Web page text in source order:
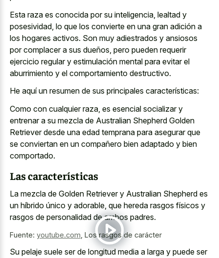
Esta raza es conocida por su inteligencia, lealtad y
posesividad, lo que los convierte en una gran adición a
los hogares activos. Son muy adiestrados y ansiosos
por complacer a sus dueños, pero pueden requerir
ejercicio regular y estimulación mental para evitar el
aburrimiento y el comportamiento destructivo.
He aquí un resumen de sus principales características:
Como con cualquier raza, es esencial socializar y
entrenar a su mezcla de Australian Shepherd Golden
Retriever desde una edad temprana para asegurar que
se conviertan en un compañero bien adaptado y bien
comportado.
Las características
La mezcla de Golden Retriever y Australian Shepherd es
un híbrido único y adorable, que hereda rasgos físicos y
rasgos de personalidad de ambos padres.
Fuente: youtube.com Los rasgos de carácter
Su pelaje suele ser de longitud media a larga y puede ser